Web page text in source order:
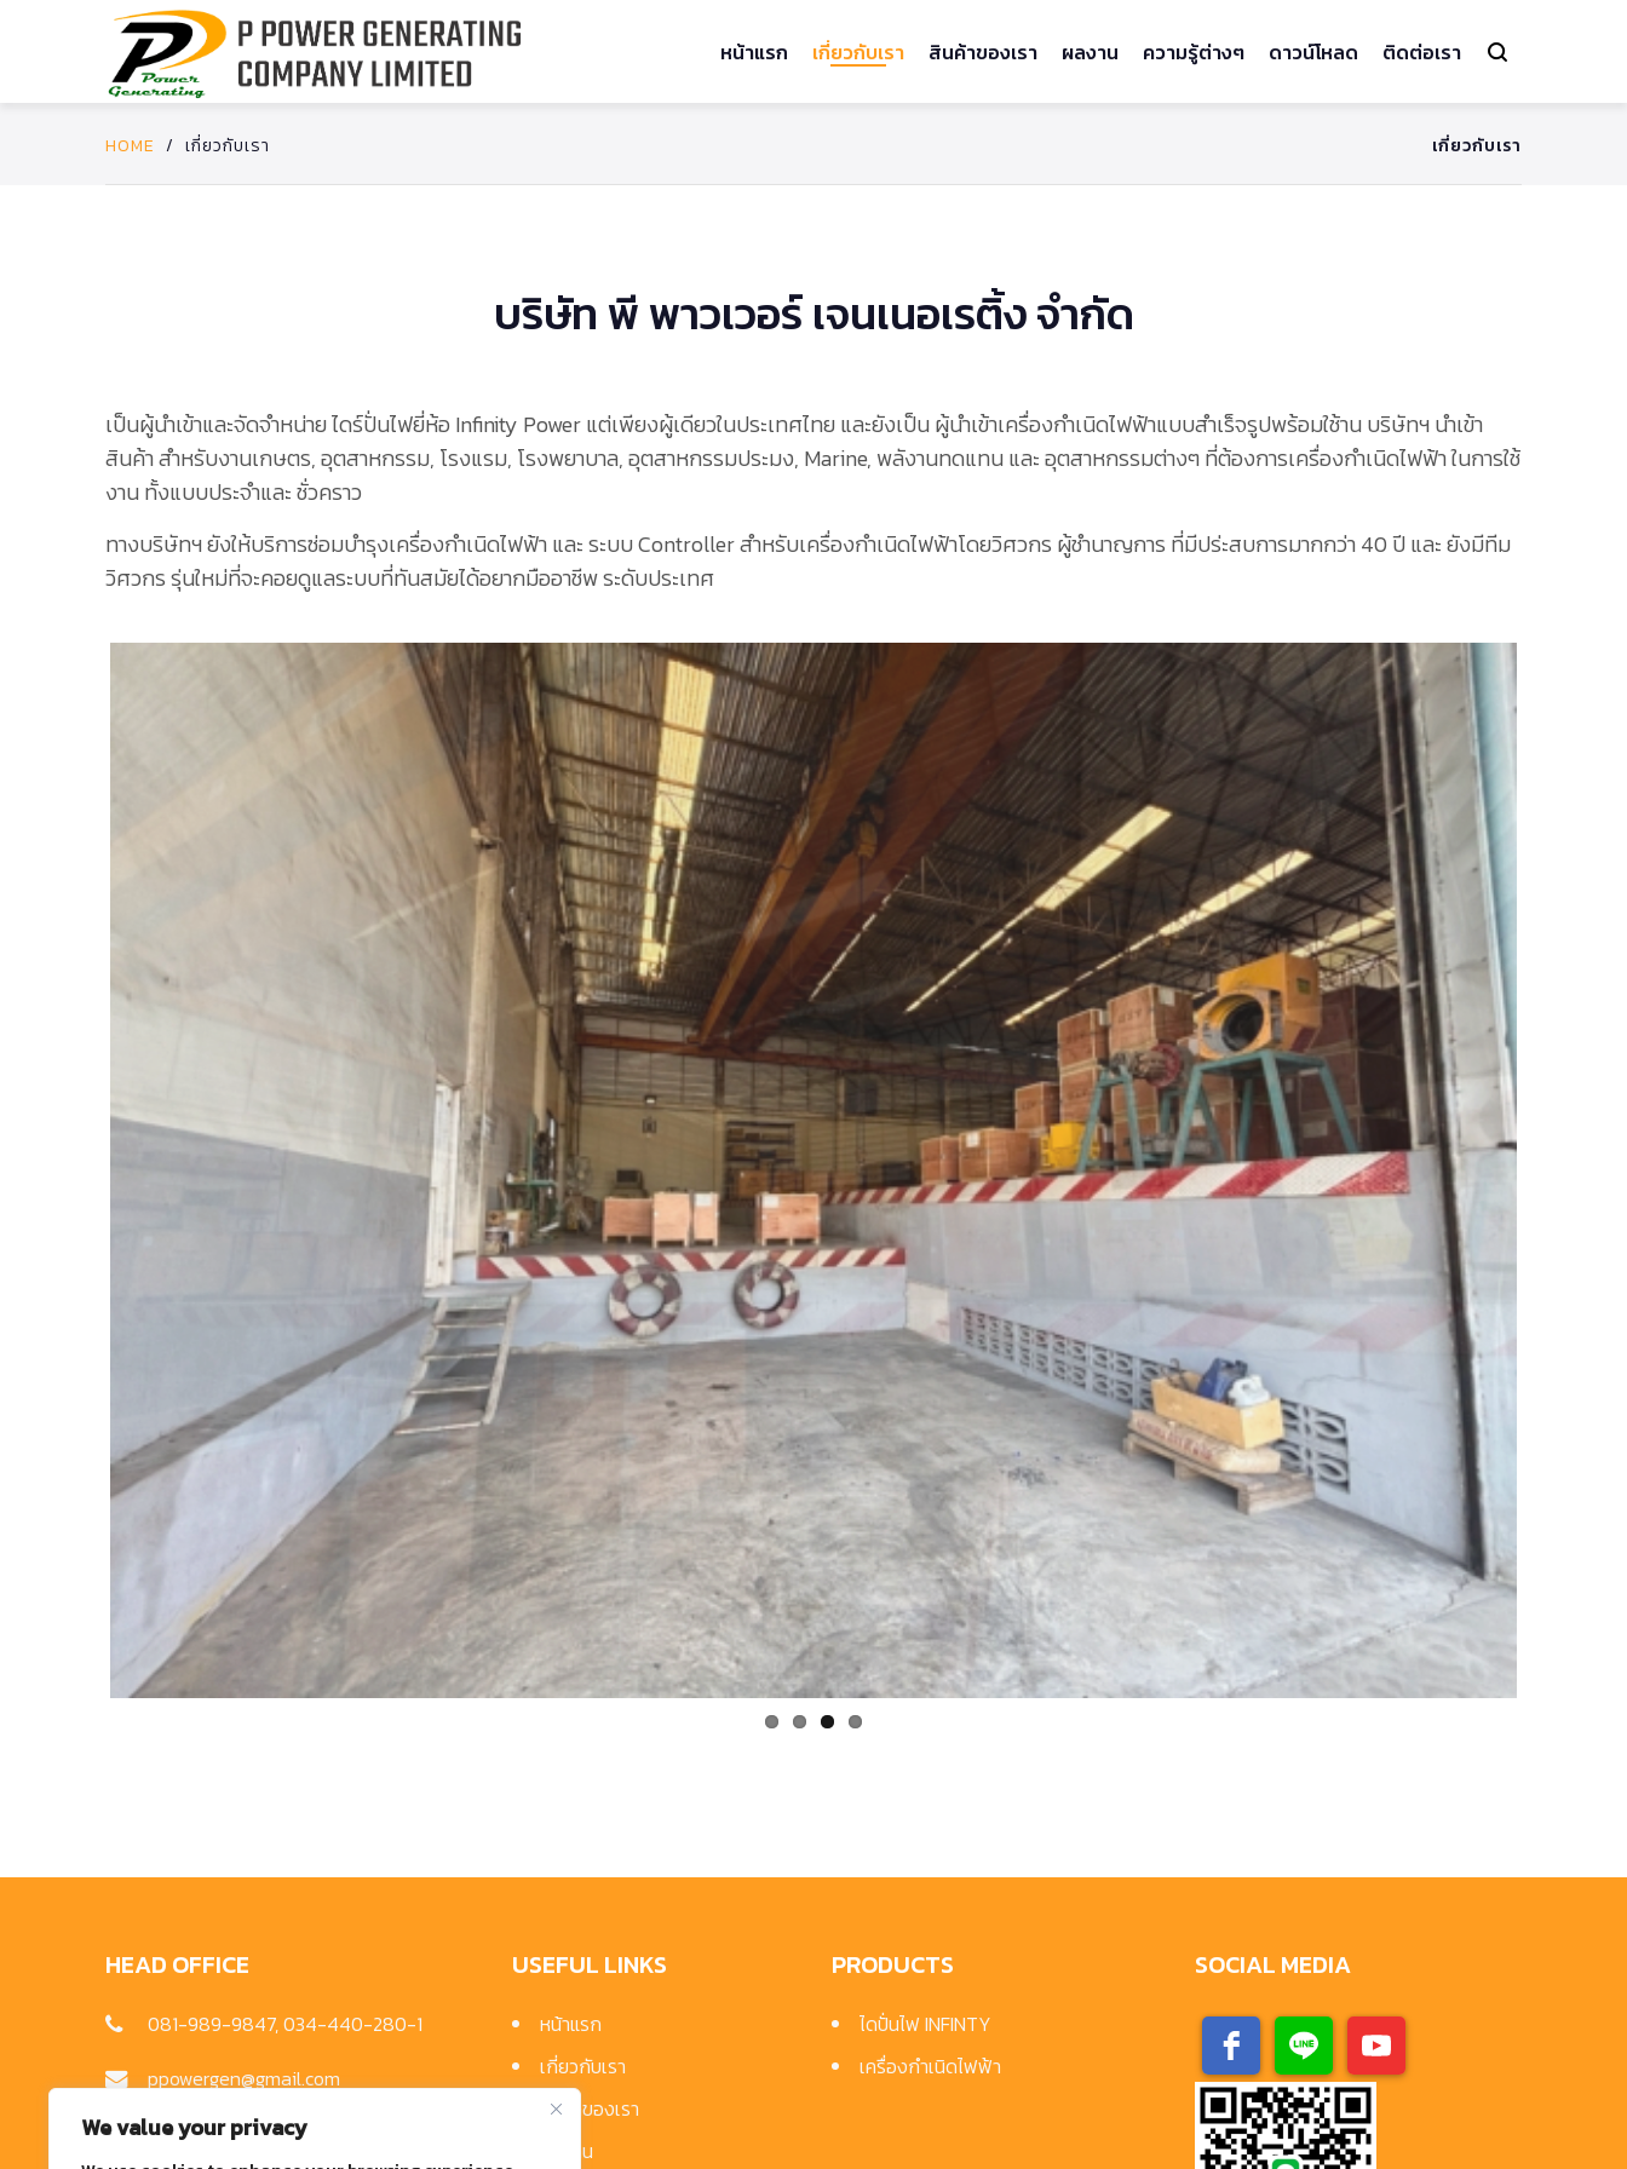
We value your privacy
หน้าแรก เกี่ยวกับเรา สินค้าของเรา ผลงาน ความรู้ต่างๆ ดาวน์โหลด ติดต่อเรา
HOME / เกี่ยวกับเรา เกี่ยวกับเรา
บริษัท พี พาวเวอร์ เจนเนอเรติ้ง จำกัด
เป็นผู้นำเข้าและจัดจำหน่าย ไดร์ปั่นไฟยี่ห้อ Infinity Power แต่เพียงผู้เดียวในประเทศไทย และยังเป็น ผู้นำเข้าเครื่องกำเนิดไฟฟ้าแบบสำเร็จรูปพร้อมใช้าน บริษัทฯ นำเข้า
สินค้า สำหรับงานเกษตร, อุตสาหกรรม, โรงแรม, โรงพยาบาล, อุตสาหกรรมประมง, Marine, พลังานทดแทน และ อุตสาหกรรมต่างๆ ที่ต้องการเครื่องกำเนิดไฟฟ้า ในการใช้
งาน ทั้งแบบประจำและ ชั่วคราว
ทางบริษัทฯ ยังให้บริการซ่อมบำรุงเครื่องกำเนิดไฟฟ้า และ ระบบ Controller สำหรับเครื่องกำเนิดไฟฟ้าโดยวิศวกร ผู้ชำนาญการ ที่มีปร่ะสบการมากกว่า 40 ปี และ ยังมีทีม
วิศวกร รุ่นใหม่ที่จะคอยดูแลระบบที่ทันสมัยได้อยากมืออาชีพ ระดับประเทศ
HEAD OFFICE
081-989-9847, 034-440-280-1
ppowergen@gmail.com
71/15 หมู่ 1 ถนน พระราม2 ตำบลคอก
USEFUL LINKS
หน้าแรก
เกี่ยวกับเรา
สินค้าของเรา
ผลงาน
PRODUCTS
ไดปั่นไฟ INFINTY
เครื่องกำเนิดไฟฟ้า
SOCIAL MEDIA